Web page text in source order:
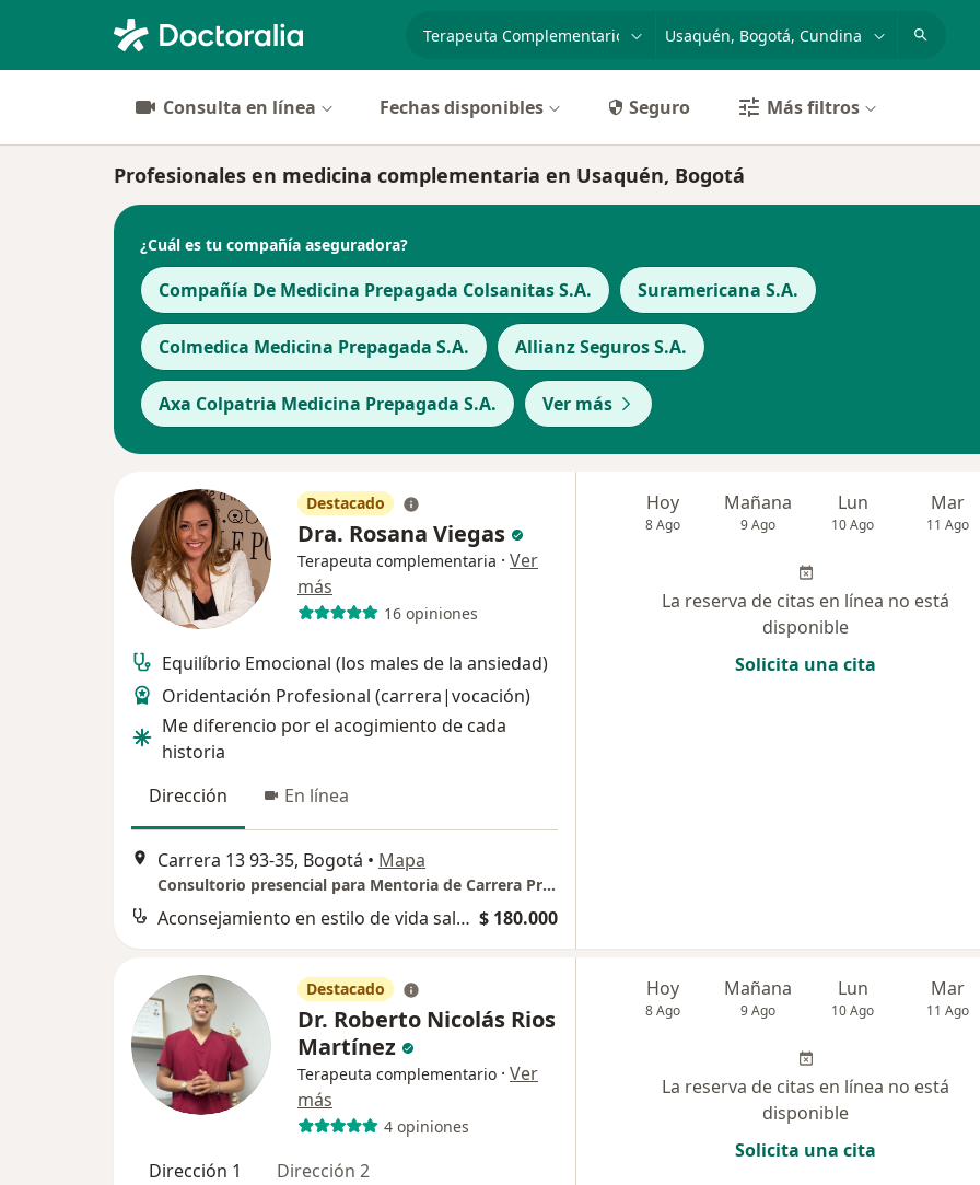
especialidad, enfermedad o nombre
p. ej. Bogotá
Consulta en línea Fechas disponibles Seguro Más filtros
Profesionales en medicina complementaria en Usaquén, Bogotá
¿Cuál es tu compañía aseguradora?
Compañía De Medicina Prepagada Colsanitas S.A. Suramericana S.A.
Colmedica Medicina Prepagada S.A. Allianz Seguros S.A.
Axa Colpatria Medicina Prepagada S.A. Ver más
Destacado
Dra. Rosana Viegas
Terapeuta complementaria · Ver
más
16 opiniones
Equilíbrio Emocional (los males de la ansiedad)
Oridentación Profesional (carrera|vocación)
Me diferencio por el acogimiento de cada
historia
Dirección
En línea
Carrera 13 93-35, Bogotá • Mapa
Consultorio presencial para Mentoria de Carrera Profesional o Exclusivamente Psicoterapia
Aconsejamiento en estilo de vida saludable (dietas, ejercicio, manejo de las emociones) $ 180.000
Hoy
8 Ago
Mañana
9 Ago
Lun
10 Ago
Mar
11 Ago
La reserva de citas en línea no está
disponible
Solicita una cita
Destacado
Dr. Roberto Nicolás Rios
Martínez
Terapeuta complementario · Ver
más
4 opiniones
Dirección 1 Dirección 2
Hoy
8 Ago
Mañana
9 Ago
Lun
10 Ago
Mar
11 Ago
La reserva de citas en línea no está
disponible
Solicita una cita